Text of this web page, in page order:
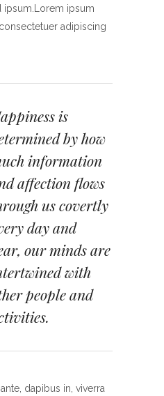
ipsum.Lorem ipsum
adipiscing
is
by how
information
affection flows
us covertly
day and
our minds are
with
people and
dapibus in, viverra